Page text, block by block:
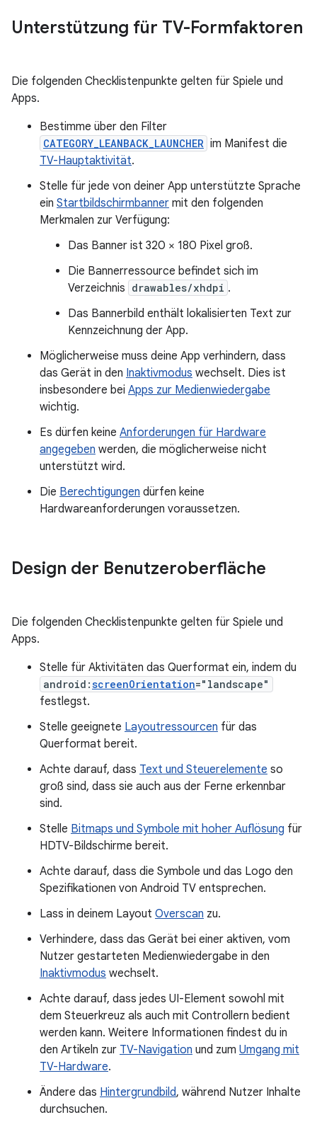
Unterstützung für TV-Formfaktoren
Die folgenden Checklistenpunkte gelten für Spiele und
Apps.
Bestimme über den Filter
CATEGORY_LEANBACK_LAUNCHER im Manifest die
TV-Hauptaktivität.
Stelle für jede von deiner App unterstützte Sprache
ein Startbildschirmbanner mit den folgenden
Merkmalen zur Verfügung:
Das Banner ist 320 × 180 Pixel groß.
Die Bannerressource befindet sich im
Verzeichnis drawables/xhdpi .
Das Bannerbild enthält lokalisierten Text zur
Kennzeichnung der App.
Möglicherweise muss deine App verhindern, dass
das Gerät in den Inaktivmodus wechselt. Dies ist
insbesondere bei Apps zur Medienwiedergabe
wichtig.
Es dürfen keine Anforderungen für Hardware
angegeben werden, die möglicherweise nicht
unterstützt wird.
Die Berechtigungen dürfen keine
Hardwareanforderungen voraussetzen.
Design der Benutzeroberfläche
Die folgenden Checklistenpunkte gelten für Spiele und
Apps.
Stelle für Aktivitäten das Querformat ein, indem du
android:screenOrientation="landscape"
festlegst.
Stelle geeignete Layoutressourcen für das
Querformat bereit.
Achte darauf, dass Text und Steuerelemente so
groß sind, dass sie auch aus der Ferne erkennbar
sind.
Stelle Bitmaps und Symbole mit hoher Auflösung für
HDTV-Bildschirme bereit.
Achte darauf, dass die Symbole und das Logo den
Spezifikationen von Android TV entsprechen.
Lass in deinem Layout Overscan zu.
Verhindere, dass das Gerät bei einer aktiven, vom
Nutzer gestarteten Medienwiedergabe in den
Inaktivmodus wechselt.
Achte darauf, dass jedes UI-Element sowohl mit
dem Steuerkreuz als auch mit Controllern bedient
werden kann. Weitere Informationen findest du in
den Artikeln zur TV-Navigation und zum Umgang mit
TV-Hardware.
Ändere das Hintergrundbild, während Nutzer Inhalte
durchsuchen.